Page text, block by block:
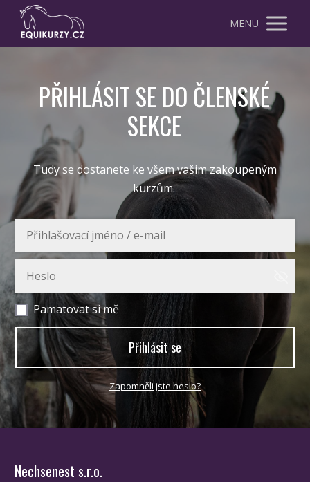
MENU
PŘIHLÁSIT SE DO ČLENSKÉ
SEKCE
Tudy se dostanete ke všem vašim zakoupeným
kurzům.
Pamatovat si mě
Přihlásit se
Zapomněli jste heslo?
Nechsenest s.r.o.